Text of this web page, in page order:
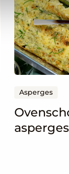
Asperges
over
Ovenschotel
met
groene
asperges
en